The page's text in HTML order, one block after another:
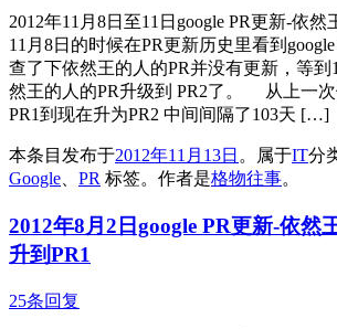
2012年11月8日至11日google PR更新-依
11月8日的时候在PR更新历史里看到
查了下依然王的人的PR并没有更新，等到
然王的人的PR升级到 PR2了。 从上一次
PR1到现在升为PR2 中间间隔了103天 […]
本条目发布于2012年11月13日 。属于IT分
Google
PR 标签。 作者是格物往事。
2012年8月2日google PR更新-依然
升到PR1
25条回复